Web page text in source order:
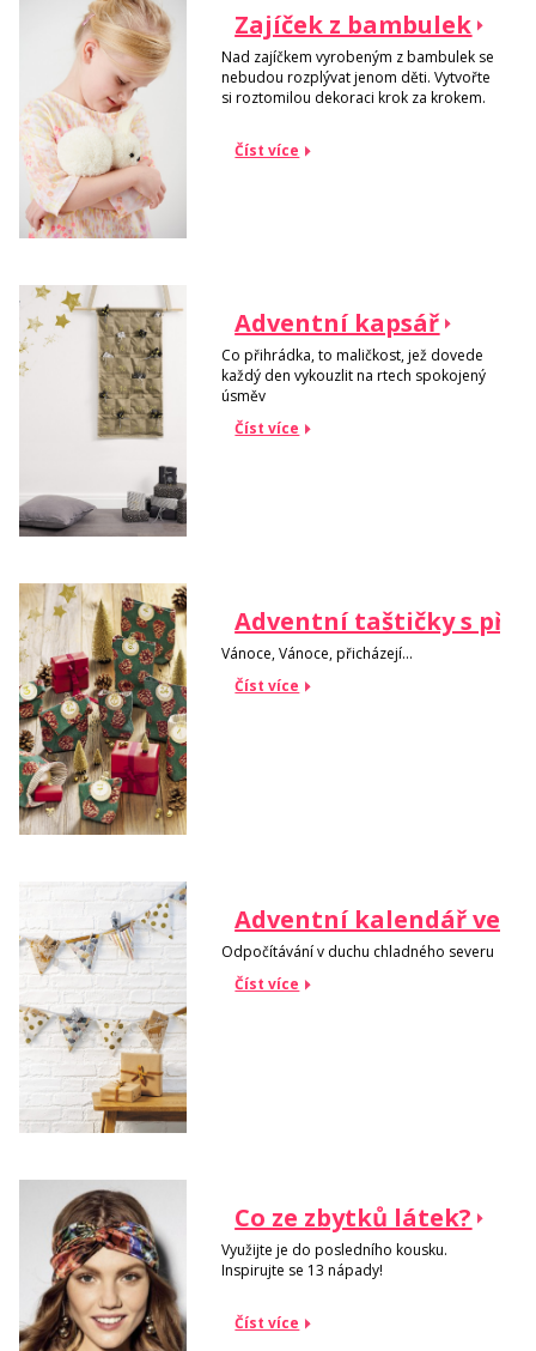
Zajíček z bambulek
Nad zajíčkem vyrobeným z bambulek se
nebudou rozplývat jenom děti. Vytvořte
si roztomilou dekoraci krok za krokem.
Číst více
Adventní kapsář
Co přihrádka, to maličkost, jež dovede
každý den vykouzlit na rtech spokojený
úsměv
Číst více
Adventní taštičky s
Vánoce, Vánoce, přicházejí...
Číst více
Adventní kalendář ve
Odpočítávání v duchu chladného severu
Číst více
Co ze zbytků látek?
Využijte je do posledního kousku.
Inspirujte se 13 nápady!
Číst více